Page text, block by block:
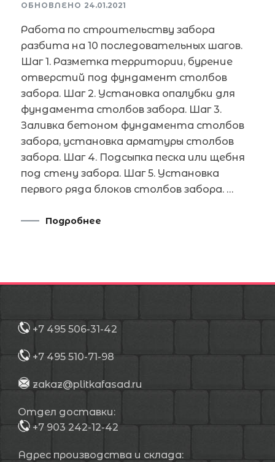
ОБНОВЛЕНО 24.01.2021
Работа по строительству забора
разбита на 10 последовательных шагов.
Шаг 1. Разметка территории, бурение
отверстий под фундамент столбов
забора. Шаг 2. Установка опалубки для
фундамента столбов забора. Шаг 3.
Заливка бетоном фундамента столбов
забора, установка арматуры столбов
забора. Шаг 4. Подсыпка песка или щебня
под стену забора. Шаг 5. Установка
первого ряда блоков столбов забора. …
Подробнее
+7 495 506-31-42
+7 495 510-71-98
zakaz@plitkafasad.ru
Отдел доставки:
+7 903 242-12-42
Адрес производства и склада: